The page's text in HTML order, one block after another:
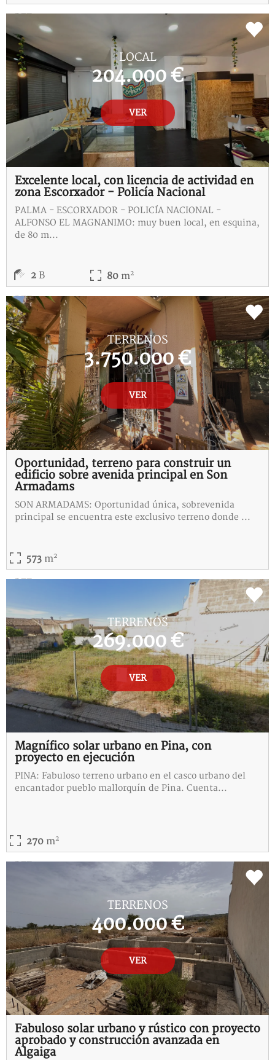
LOCAL
204.000 €
VER
Excelente local, con licencia de actividad en
zona Escorxador - Policía Nacional
PALMA - ESCORXADOR - POLICÍA NACIONAL -
ALFONSO EL MAGNANIMO: muy buen local, en esquina,
de 80 m...
REF:F-115332-I
2 B 80 m2
TERRENOS
3.750.000 €
VER
Oportunidad, terreno para construir un
edificio sobre avenida principal en Son
Armadams
SON ARMADAMS: Oportunidad única, sobrevenida
principal se encuentra este exclusivo terreno donde ...
573 m2
TERRENOS
269.000 €
VER
Magnífico solar urbano en Pina, con
proyecto en ejecución
PINA: Fabuloso terreno urbano en el casco urbano del
encantador pueblo mallorquín de Pina. Cuenta...
5-115317-I
270 m2
TERRENOS
400.000 €
VER
Fabuloso solar urbano y rústico con proyecto
aprobado y construcción avanzada en
Algaiga